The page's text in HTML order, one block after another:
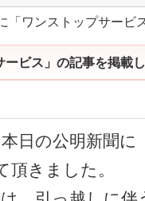
「ワンストップサービ
ビス」の記事を掲載
日の公明新聞
頂きました。